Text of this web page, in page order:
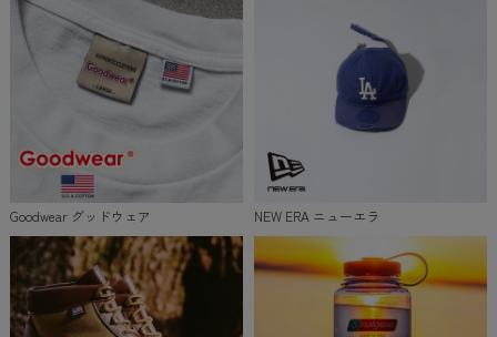
Goodwear グッドウェア NEW ERA ニューエラ